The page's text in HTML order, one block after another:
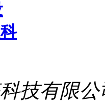
技有限公